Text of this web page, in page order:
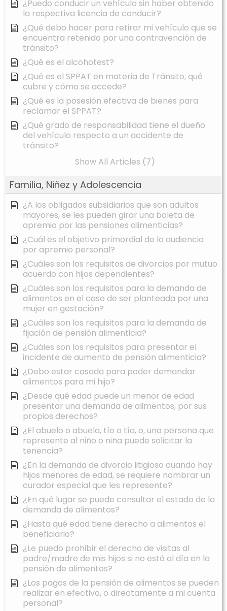
¿Puedo conducir un vehículo sin haber obtenido
la respectiva licencia de conducir?
¿Qué debo hacer para retirar mi vehículo que se
encuentra retenido por una contravención de
tránsito?
¿Qué es el alcohotest?
¿Qué es el SPPAT en materia de Tránsito, qué
cubre y cómo se accede?
¿Qué es la posesión efectiva de bienes para
reclamar el SPPAT?
¿Qué grado de responsabilidad tiene el dueño
del vehículo respecto a un accidente de
tránsito?
Show All Articles (7)
Familia, Niñez y Adolescencia
¿A los obligados subsidiarios que son adultos
mayores, se les pueden girar una boleta de
apremio por las pensiones alimenticias?
¿Cuál es el objetivo primordial de la audiencia
por apremio personal?
¿Cuáles son los requisitos de divorcios por mutuo
acuerdo con hijos dependientes?
¿Cuáles son los requisitos para la demanda de
alimentos en el caso de ser planteada por una
mujer en gestación?
¿Cuáles son los requisitos para la demanda de
fijación de pensión alimenticia?
¿Cuáles son los requisitos para presentar el
incidente de aumento de pensión alimenticia?
¿Debo estar casada para poder demandar
alimentos para mi hijo?
¿Desde qué edad puede un menor de edad
presentar una demanda de alimentos, por sus
propios derechos?
¿El abuelo o abuela, tío o tía, o, una persona que
represente al niño o niña puede solicitar la
tenencia?
¿En la demanda de divorcio litigioso cuando hay
hijos menores de edad, se requiere nombrar un
curador especial que les represente?
¿En qué lugar se puede consultar el estado de la
demanda de alimentos?
¿Hasta qué edad tiene derecho a alimentos el
beneficiario?
¿Le puedo prohibir el derecho de visitas al
padre/madre de mis hijos si no está al día en la
pensión de alimentos?
¿Los pagos de la pensión de alimentos se pueden
realizar en efectivo, o directamente a mi cuenta
personal?